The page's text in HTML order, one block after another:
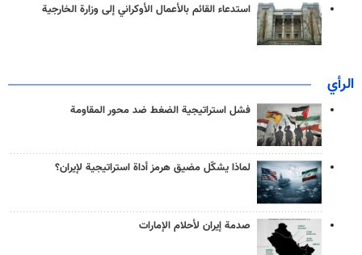
استدعاء القائم بالأعمال الأوكراني إلى وزارة الخارجية
الرأي
فشل استراتيجية الضغط ضد محور المقاومة
لماذا يشكّل مضيق هرمز أداة استراتيجية لإيران؟
صدمة إيران لأحلام الإمارات